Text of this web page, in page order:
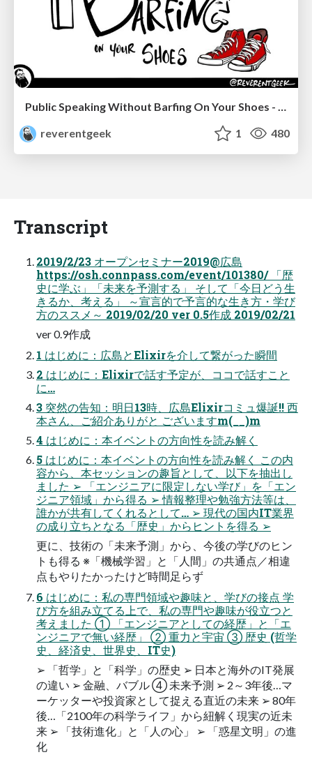
reverentgeek
1 480
Transcript
2019/2/23 オープンセミナー2019@広島
https://osh.connpass.com/event/101380/ 「歴
史に学ぶ」「未来を予測する」 そして「今日どう生
きるか、考える」 ～宣言的で予言的な生き方・学び
方のススメ～ 2019/02/20 ver 0.5作成 2019/02/21
ver 0.9作成
1 はじめに：広島とElixirを介して繋がった瞬間
2 はじめに：Elixirで話す予定が、ココで話すこと
に…
3 突然の告知：明日13時、広島Elixirコミュ爆誕!! 西
本さん、ご紹介ありがと ございますm(__)m
4 はじめに：本イベントの方向性を読み解く
5 はじめに：本イベントの方向性を読み解く この内
容から、本セッションの趣旨として、以下を抽出し
ました ➢ 「エンジニアに限定しない学び」を「エン
ジニア領域」から得る ➢ 情報整理や勉強方法等は、
誰かが共有してくれるとして… ➢ 現代の国内IT業界
の成り立ちとなる「歴史」からヒントを得る ➢
更に、技術の「未来予測」から、今後の学びのヒン
トも得る ※「機械学習」と「人間」の共通点／相違
点もやりたかったけど時間足らず
6 はじめに：私の専門領域や趣味と、学びの接点 学
び方を組み立てる上で、私の専門や趣味が役立つと
考えました ① 「エンジニアとしての経歴」と「エ
ンジニアで無い経歴」 ② 重力と宇宙 ③ 歴史 (哲学
史、経済史、世界史、IT史)
➢ 「哲学」と「科学」の歴史 ➢ 日本と海外のIT発展
の違い ➢ 金融、バブル ④ 未来予測 ➢ 2～3年後…マ
ーケッターや投資家として捉える直近の未来 ➢ 80年
後…「2100年の科学ライフ」から紐解く現実の近未
来 ➢ 「技術進化」と「人の心」 ➢ 「惑星文明」の進
化